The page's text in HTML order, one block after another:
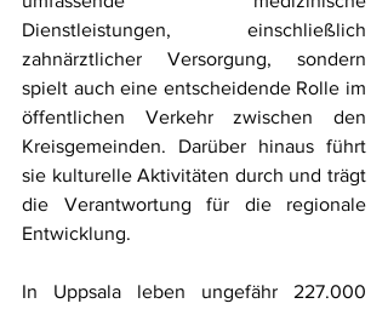
Dienstleistungen, einschließlich
zahnärztlicher Versorgung, sondern
spielt auch eine entscheidende Rolle im
öffentlichen Verkehr zwischen den
Kreisgemeinden. Darüber hinaus führt
sie kulturelle Aktivitäten durch und trägt
die Verantwortung für die regionale
Entwicklung.
In Uppsala leben ungefähr 227.000